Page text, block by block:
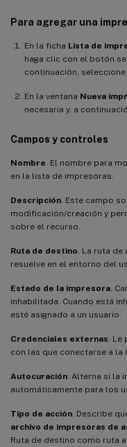
Para agregar una
En la ficha Lista de
haga clic con el botón
continuación, seleccione
En la ventana Nueva
necesaria y, a
Campos y controles
Nombre . El nombre para
en la lista de impresoras.
Descripción . Este campo
modificación/creación y
sobre el recurso.
Ruta de destino . La ruta
resuelve en el entorno del
Estado de la impresora .
inhabilitada. Cuando está
esté asignado a un usuario.
Credenciales externas .
con las que conectarse a la
Autocuración . Alterna si la
automáticamente para los
Tipo de acción . Describe
archivo de impresoras de
Ruta de destino como ruta